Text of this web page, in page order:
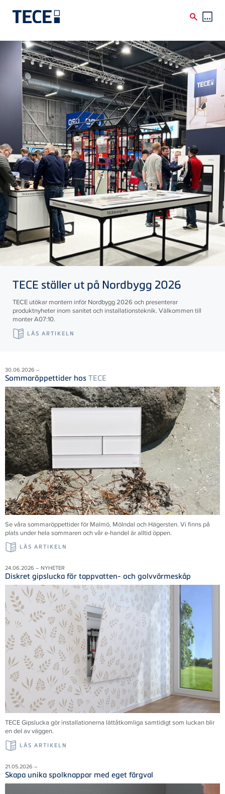
Skip to main content
TECE ställer ut på Nordbygg 2026
TECE utökar montern inför Nordbygg 2026 och presenterar
produktnyheter inom sanitet och installationsteknik. Välkommen till
monter A07:10.
LÄS ARTIKELN
30.06.2026 –
Sommaröppettider hos TECE
Se våra sommaröppettider för Malmö, Mölndal och Hägersten. Vi finns på
plats under hela sommaren och vår e-handel är alltid öppen.
LÄS ARTIKELN
24.06.2026 – NYHETER
Diskret gipslucka för tappvatten- och golvvärmeskåp
TECE Gipslucka gör installationerna lättåtkomliga samtidigt som luckan blir
en del av väggen.
LÄS ARTIKELN
21.05.2026 –
Skapa unika spolknappar med eget färgval